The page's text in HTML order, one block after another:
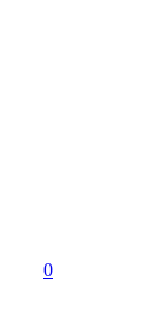
0